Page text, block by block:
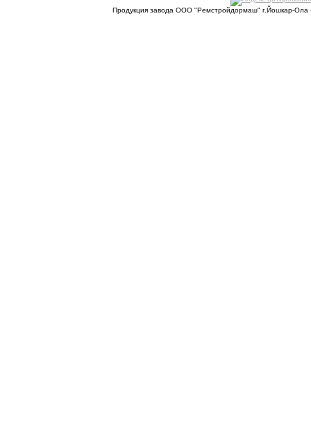
Продукция завода ООО "Ремстройдормаш" г.Йошкар-Ола